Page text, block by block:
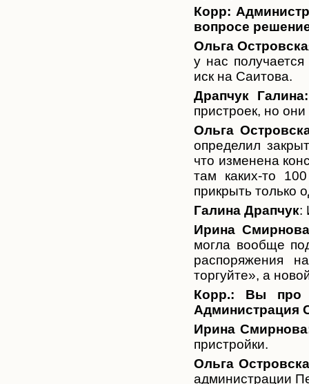
Корр:
вопросе
Ольга
у нас
иск на Саитова.
Драпчук Галина:
пристроек, но
Ольга
определил
что изменена
там каких-то
прикрыть только
Галина Драпчук:
Ирина
могла вообще
распоряжения
торгуйте», а
Корр.:
Вы про
Администрация
Ирина
пристройки.
Ольга
администрации